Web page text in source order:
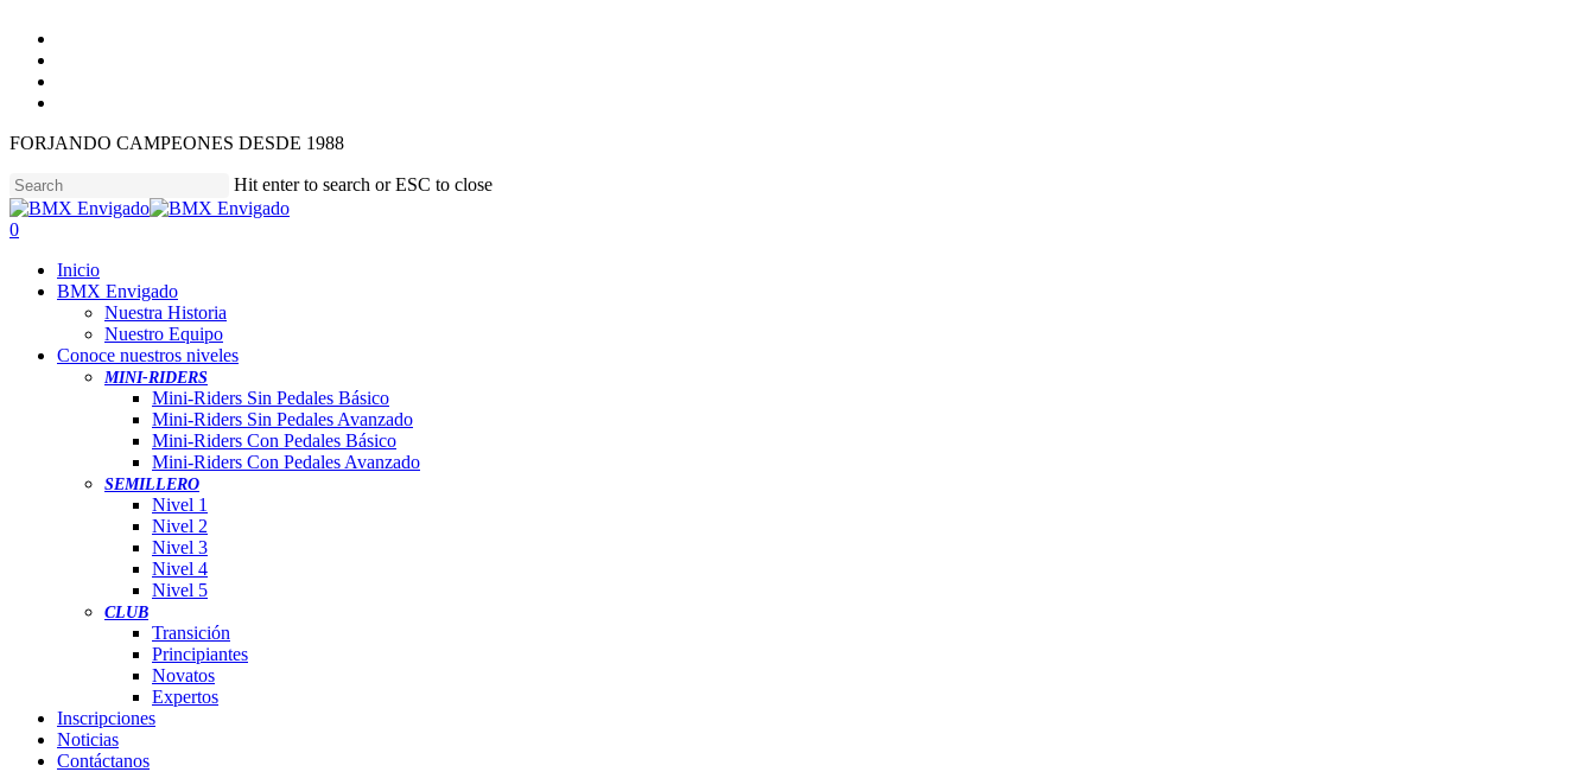
main
content
FORJANDO CAMPEONES DESDE 1988
Hit enter to search or ESC to close
Close
Search
0
Inicio
BMX Envigado
Nuestra Historia
Nuestro Equipo
Conoce nuestros niveles
MINI-RIDERS
Mini-Riders Sin Pedales Básico
Mini-Riders Sin Pedales Avanzado
Mini-Riders Con Pedales Básico
Mini-Riders Con Pedales Avanzado
SEMILLERO
Nivel 1
Nivel 2
Nivel 3
Nivel 4
Nivel 5
CLUB
Transición
Principiantes
Novatos
Expertos
Inscripciones
Noticias
Contáctanos